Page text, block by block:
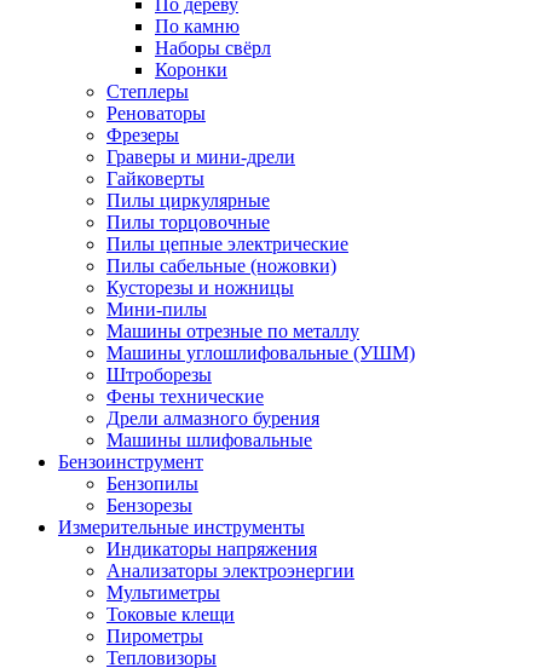
По камню
Наборы свёрл
Коронки
Степлеры
Реноваторы
Фрезеры
Граверы и мини-дрели
Гайковерты
Пилы циркулярные
Пилы торцовочные
Пилы цепные электрические
Пилы сабельные (ножовки)
Кусторезы и ножницы
Мини-пилы
Машины отрезные по металлу
Машины углошлифовальные (УШМ)
Штроборезы
Фены технические
Дрели алмазного бурения
Машины шлифовальные
Бензоинструмент
Бензопилы
Бензорезы
Измерительные инструменты
Индикаторы напряжения
Анализаторы электроэнергии
Мультиметры
Токовые клещи
Пирометры
Тепловизоры